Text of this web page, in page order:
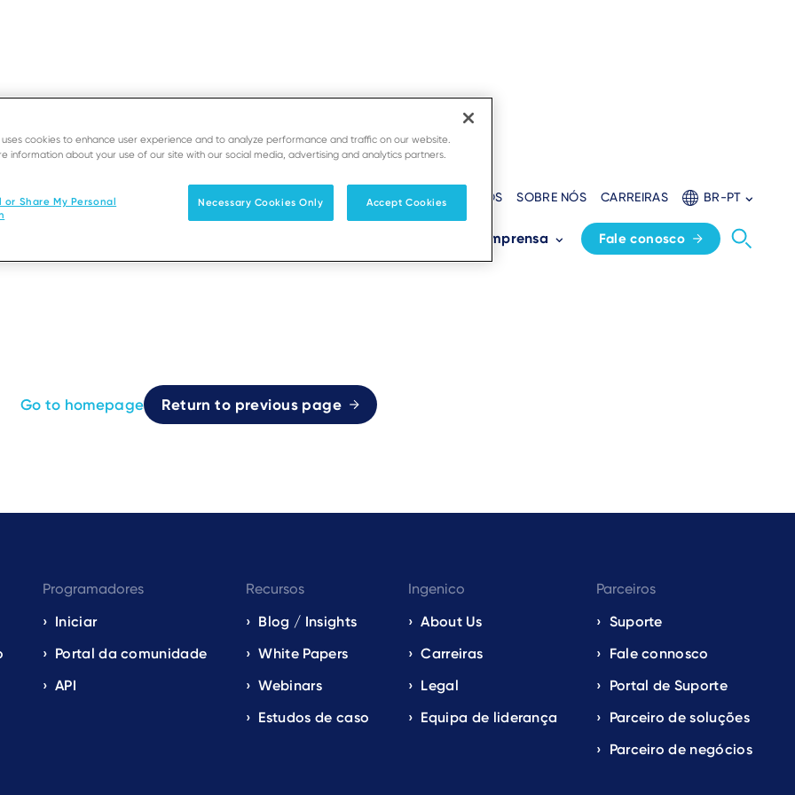
SUPORTE DESENVOLVEDORES RECURSOS SOBRE NÓS CARREIRAS BR-PT
Sala de imprensa Fale conosco
Oops!
Go to homepage Return to previous page
Programadores
Iniciar
Portal da comunidade
API
Recursos
Blog / Insights
White Papers
Webinars
Estudos de caso
Ingenico
About Us
Carreiras
Legal
Equipa de liderança
Parceiros
Suporte
Fale connosco
Portal de Suporte
Parceiro de soluções
Parceiro de negócios
uses cookies to enhance user experience and to analyze performance and traffic on our website.
information about your use of our site with our social media, advertising and analytics partners.
or Share My Personal
Necessary Cookies Only Accept Cookies